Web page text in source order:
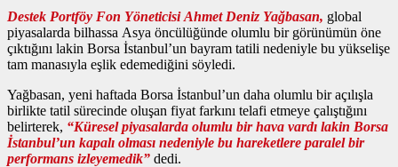
Destek Portföy Fon Yöneticisi Ahmet Deniz Yağbasan, global
piyasalarda bilhassa Asya öncülüğünde olumlu bir görünümün öne
çıktığını lakin Borsa İstanbul’un bayram tatili nedeniyle bu yükselişe
tam manasıyla eşlik edemediğini söyledi.
Yağbasan, yeni haftada Borsa İstanbul’un daha olumlu bir açılışla
birlikte tatil sürecinde oluşan fiyat farkını telafi etmeye çalıştığını
belirterek, “Küresel piyasalarda olumlu bir hava vardı lakin Borsa
İstanbul’un kapalı olması nedeniyle bu hareketlere paralel bir
performans izleyemedik” dedi.